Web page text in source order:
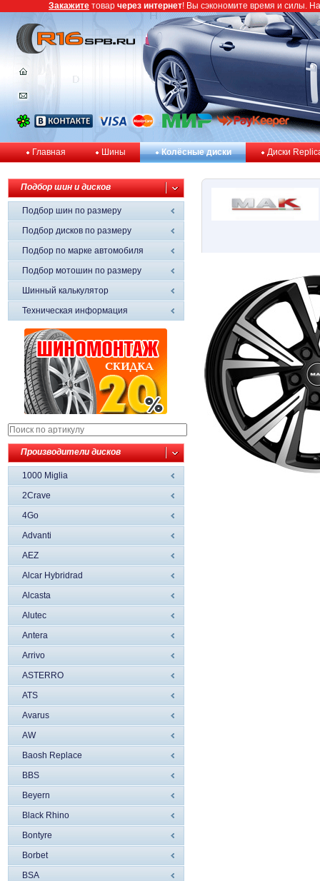
Главная Шины Колёсные диски Диски
Подбор шин и дисков
Подбор шин по размеру
Подбор дисков по размеру
Подбор по марке автомобиля
Подбор мотошин по размеру
Шинный калькулятор
Техническая информация
Производители дисков
1000 Miglia
2Crave
4Go
Advanti
AEZ
Alcar Hybridrad
Alcasta
Alutec
Antera
Arrivo
ASTERRO
ATS
Avarus
AW
Baosh Replace
BBS
Beyern
Black Rhino
Bontyre
Borbet
BSA
Закажите товар через интернет! Вы сэкономите время и силы.